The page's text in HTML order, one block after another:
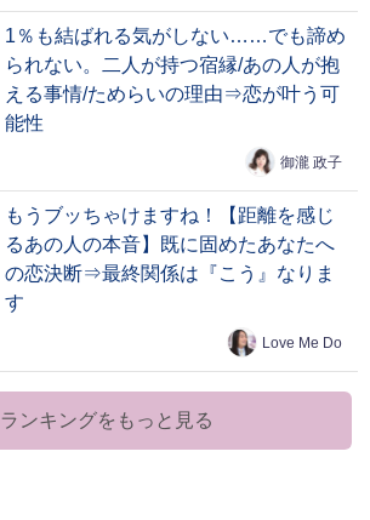
1％も結ばれる気がしない……でも諦め
られない。二人が持つ宿縁/あの人が抱
える事情/ためらいの理由⇒恋が叶う可
能性
御瀧 政子
もうブッちゃけますね！【距離を感じ
るあの人の本音】既に固めたあなたへ
の恋決断⇒最終関係は『こう』なりま
す
Love Me Do
ランキングをもっと見る